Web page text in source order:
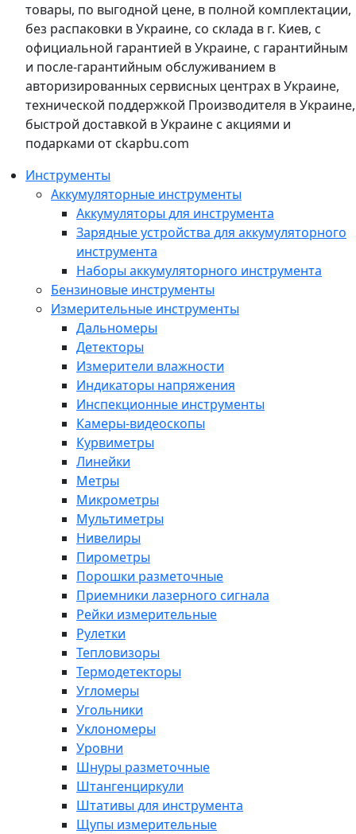
товары, по выгодной цене, в полной комплектации,
без распаковки в Украине, со склада в г. Киев, с
официальной гарантией в Украине, с гарантийным
и после-гарантийным обслуживанием в
авторизированных сервисных центрах в Украине,
технической поддержкой Производителя в Украине,
быстрой доставкой в Украине с акциями и
подарками от ckapbu.com
Инструменты
Аккумуляторные инструменты
Аккумуляторы для инструмента
Зарядные устройства для аккумуляторного
инструмента
Наборы аккумуляторного инструмента
Бензиновые инструменты
Измерительные инструменты
Дальномеры
Детекторы
Измерители влажности
Индикаторы напряжения
Инспекционные инструменты
Камеры-видеоскопы
Курвиметры
Линейки
Метры
Микрометры
Мультиметры
Нивелиры
Пирометры
Порошки разметочные
Приемники лазерного сигнала
Рейки измерительные
Рулетки
Тепловизоры
Термодетекторы
Угломеры
Угольники
Уклономеры
Уровни
Шнуры разметочные
Штангенциркули
Штативы для инструмента
Щупы измерительные